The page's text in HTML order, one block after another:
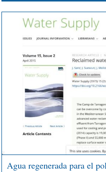
Agua regenerada para el